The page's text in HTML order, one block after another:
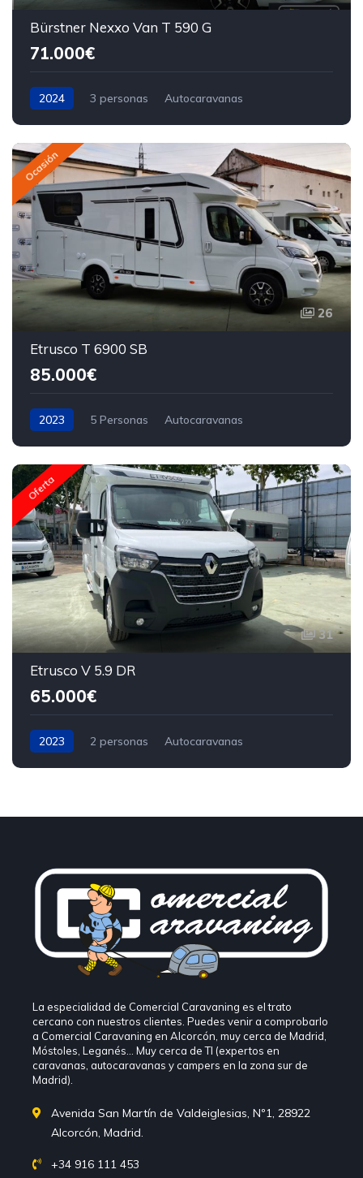
Bürstner Nexxo Van T 590 G
71.000€
2024 3 personas Autocaravanas
Ocasión
26
Etrusco T 6900 SB
85.000€
2023 5 Personas Autocaravanas
Oferta
31
Etrusco V 5.9 DR
65.000€
2023 2 personas Autocaravanas
La especialidad de Comercial Caravaning es el trato
cercano con nuestros clientes. Puedes venir a comprobarlo
a Comercial Caravaning en Alcorcón, muy cerca de Madrid,
Móstoles, Leganés… Muy cerca de TI (expertos en
caravanas, autocaravanas y campers en la zona sur de
Madrid).
Avenida San Martín de Valdeiglesias, Nº1, 28922
Alcorcón, Madrid.
+34 916 111 453